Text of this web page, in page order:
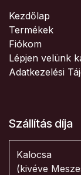
Kezdőlap
Termékek
Fiókom
Lépjen velünk
Adatkezelési
Szállítás díja
Kalocsa
(kivéve